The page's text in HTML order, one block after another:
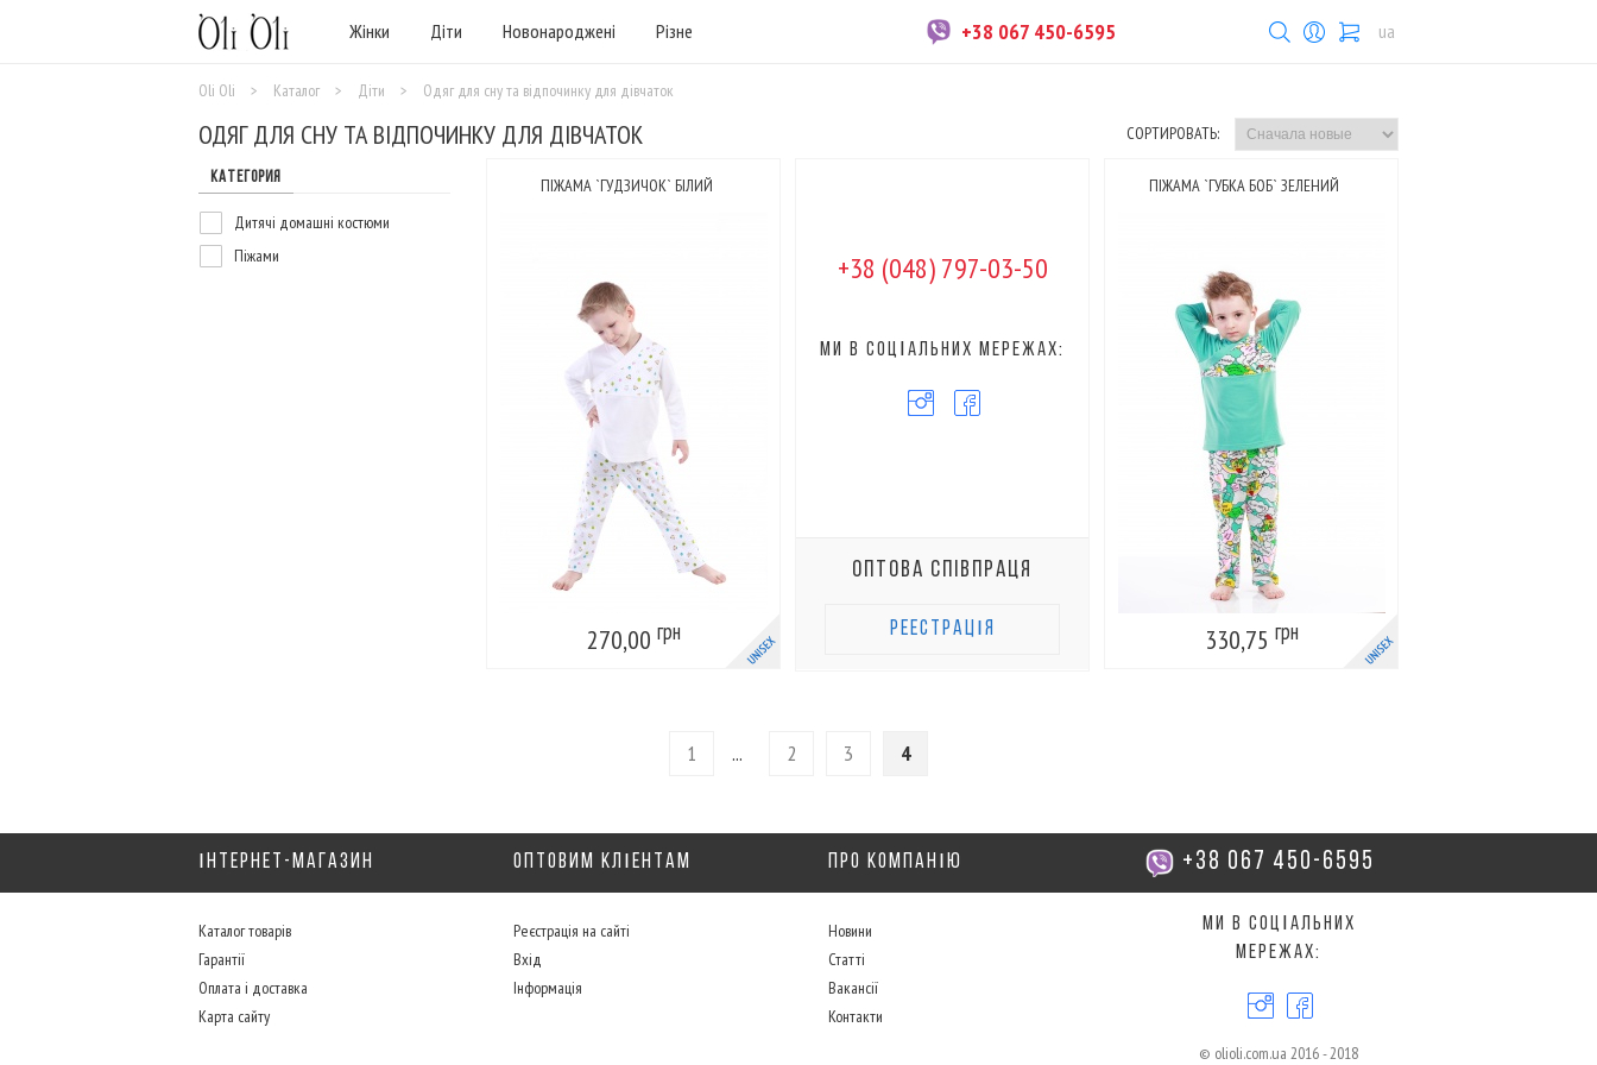
Жінки Діти Новонароджені Різне ua
+38 067 450-6595
Oli Oli > Каталог > Діти > Одяг для сну та відпочинку для дівчаток
ОДЯГ ДЛЯ СНУ ТА ВІДПОЧИНКУ ДЛЯ ДІВЧАТОК СОРТИРОВАТЬ:
КАТЕГОРИЯ
Дитячі домашні костюми
Піжами
ПІЖАМА `ГУДЗИЧОК` БІЛИЙ
270,00 грн
+38 (048) 797-03-50
Ми в соцІальних мережах:
Оптова спiвпраця
РЕЕСТРАЦІЯ
ПІЖАМА `ГУБКА БОБ` ЗЕЛЕНИЙ
330,75 грн
1 ... 2 3 4
ІНТЕРНЕТ-МАГАЗИН ОПТОВИМ КЛІeНТАМ ПРО КОМПАНІЮ +38 067 450-6595
Каталог товарів
Гарантії
Оплата і доставка
Карта сайту
Реєстрація на сайті
Вхід
Інформація
Новини
Статті
Вакансії
Контакти
Ми в соцІальних
мережах:
© olioli.com.ua 2016 - 2018